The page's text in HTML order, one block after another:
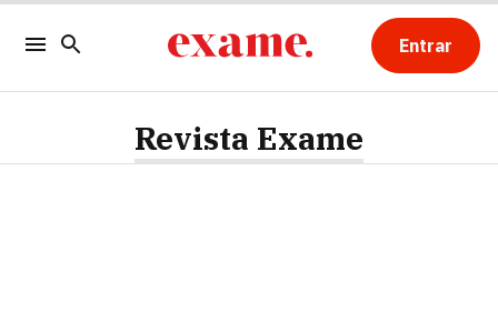
Entrar
Revista Exame